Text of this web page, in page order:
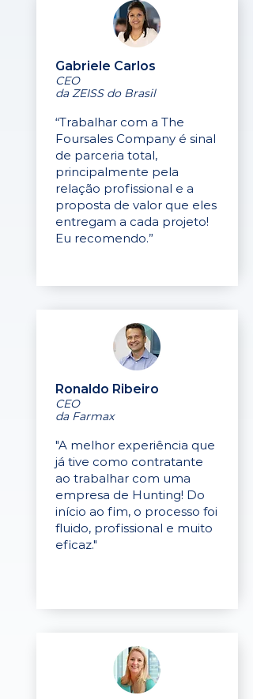
Gabriele Carlos
CEO
da ZEISS do Brasil
“Trabalhar com a The
Foursales Company é sinal
de parceria total,
principalmente pela
relação profissional e a
proposta de valor que eles
entregam a cada projeto!
Eu recomendo.”
Ronaldo Ribeiro
CEO
da Farmax
"A melhor experiência que
já tive como contratante
ao trabalhar com uma
empresa de Hunting! Do
início ao fim, o processo foi
fluido, profissional e muito
eficaz."